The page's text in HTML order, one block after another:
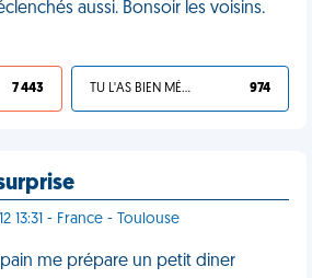
aussi. Bonsoir les voisins.
7 443 TU L'AS BIEN MÉRITÉ 974
13:31 - France - Toulouse
me prépare un petit diner